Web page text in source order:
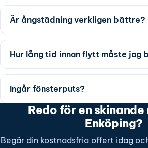
Är ångstädning verkligen bättre?
Hur lång tid innan flytt måste jag
Ingår fönsterputs?
Redo för en skinande
Enköping?
Begär din kostnadsfria offert idag